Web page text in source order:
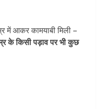
में आकर कामयाबी मिली –
के किसी पड़ाव पर भी कुछ